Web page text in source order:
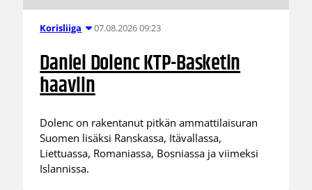
Korisliiga 07.08.2026 09:23
Daniel Dolenc KTP-Basketin
haaviin
Dolenc on rakentanut pitkän ammattilaisuran
Suomen lisäksi Ranskassa, Itävallassa,
Liettuassa, Romaniassa, Bosniassa ja viimeksi
Islannissa.